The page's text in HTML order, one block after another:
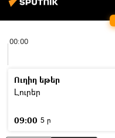
00:00
Ուղիղ եթեր
Լուրեր
09:00 5 ր